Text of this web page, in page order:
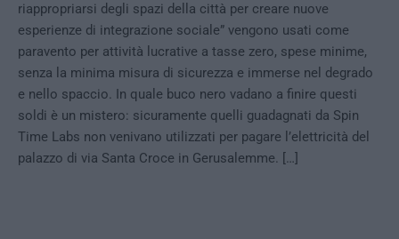
riappropriarsi degli spazi della città per creare nuove
esperienze di integrazione sociale” vengono usati come
paravento per attività lucrative a tasse zero, spese minime,
senza la minima misura di sicurezza e immerse nel degrado
e nello spaccio. In quale buco nero vadano a finire questi
soldi è un mistero: sicuramente quelli guadagnati da Spin
Time Labs non venivano utilizzati per pagare l’elettricità del
palazzo di via Santa Croce in Gerusalemme. […]